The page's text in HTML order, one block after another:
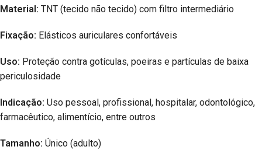
Material: TNT (tecido não tecido) com filtro intermediário
Fixação: Elásticos auriculares confortáveis
Uso: Proteção contra gotículas, poeiras e partículas de baixa
periculosidade
Indicação: Uso pessoal, profissional, hospitalar, odontológico,
farmacêutico, alimentício, entre outros
Tamanho: Único (adulto)